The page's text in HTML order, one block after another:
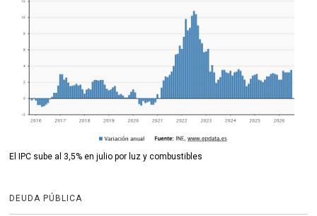
El IPC sube al 3,5% en julio por luz y combustibles
DEUDA PÚBLICA